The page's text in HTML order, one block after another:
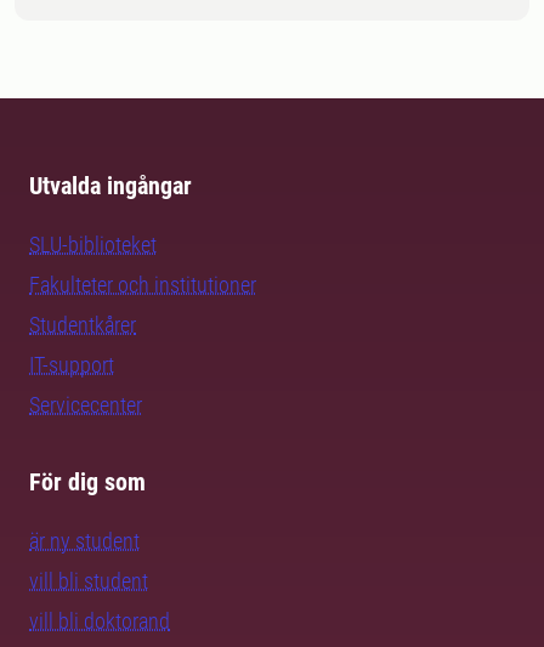
Utvalda ingångar
SLU-biblioteket
Fakulteter och institutioner
Studentkårer
IT-support
Servicecenter
För dig som
är ny student
vill bli student
vill bli doktorand